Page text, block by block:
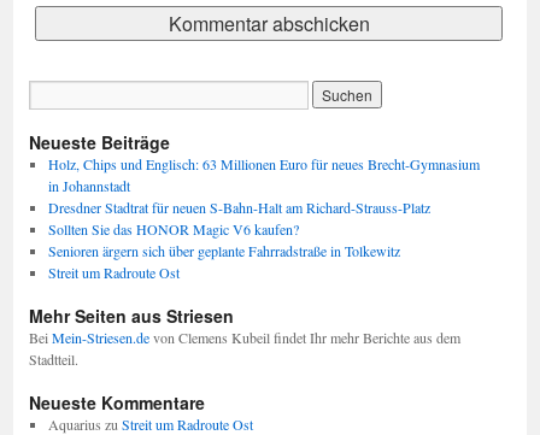
Neueste Beiträge
Holz, Chips und Englisch: 63 Millionen Euro für neues Brecht-Gymnasium
in Johannstadt
Dresdner Stadtrat für neuen S-Bahn-Halt am Richard-Strauss-Platz
Sollten Sie das HONOR Magic V6 kaufen?
Senioren ärgern sich über geplante Fahrradstraße in Tolkewitz
Streit um Radroute Ost
Mehr Seiten aus Striesen
Bei Mein-Striesen.devon Clemens Kubeil findet Ihr mehr Berichte aus dem
Stadtteil.
Neueste Kommentare
Aquarius zu Streit um Radroute Ost